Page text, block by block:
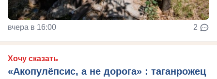
вчера в 16:00 2
Хочу сказать
«Акопулёпсис, а не дорога» : таганрожец